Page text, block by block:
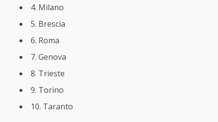
4. Milano
5. Brescia
6. Roma
7. Genova
8. Trieste
9. Torino
10. Taranto